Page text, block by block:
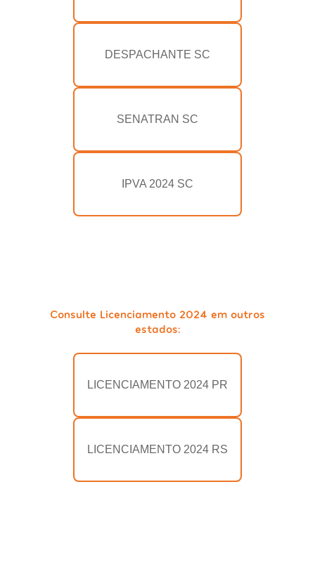
DESPACHANTE SC
SENATRAN SC
IPVA 2024 SC
Consulte Licenciamento 2024 em outros
estados:
LICENCIAMENTO 2024 PR
LICENCIAMENTO 2024 RS